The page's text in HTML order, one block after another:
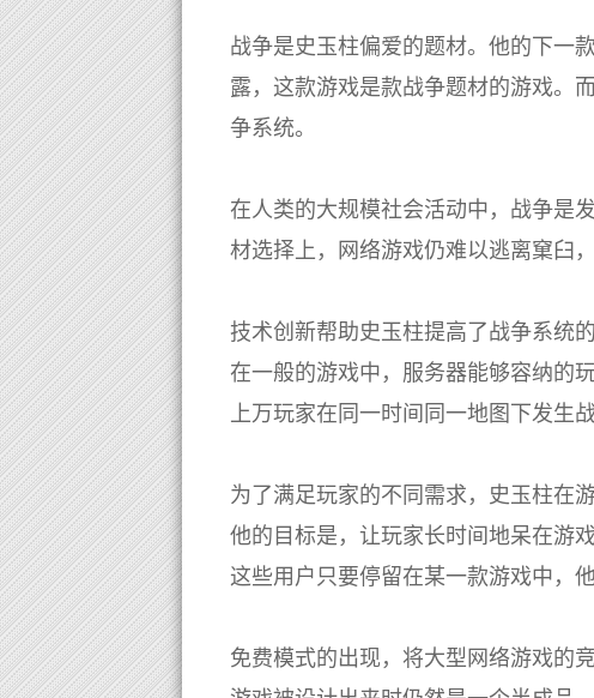
战争是史玉柱偏爱的题材。他的下一
露，这款游戏是款战争题材的游戏。
争系统。
在人类的大规模社会活动中，战争是
材选择上，网络游戏仍难以逃离窠臼
技术创新帮助史玉柱提高了战争系统
在一般的游戏中，服务器能够容纳的
上万玩家在同一时间同一地图下发生战
为了满足玩家的不同需求，史玉柱在
他的目标是，让玩家长时间地呆在游
这些用户只要停留在某一款游戏中，
免费模式的出现，将大型网络游戏的